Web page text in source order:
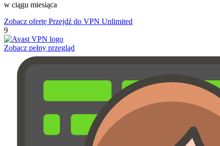
w ciągu miesiąca
Zobacz ofertę Przejdź do VPN Unlimited
9
Zobacz pełny przegląd